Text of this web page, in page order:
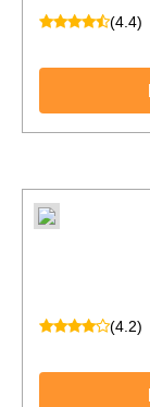
(4.4)
(4.2)